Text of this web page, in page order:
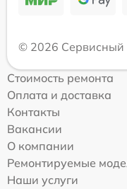
© 2026 Сервисный
Стоимость ремонта
Оплата и доставка
Контакты
Вакансии
О компании
Ремонтируемые
Наши услуги